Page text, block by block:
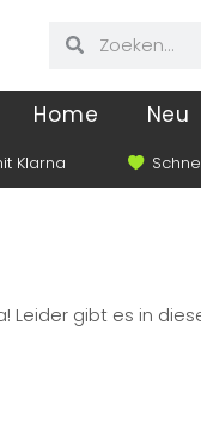
Home Neu
Klarna
Leider gibt es in